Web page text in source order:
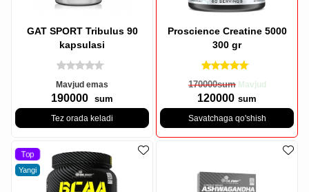
GAT SPORT Tribulus 90
kapsulasi
Mavjud emas
190000 sum
Tez orada keladi
Proscience Creatine 5000
300 gr
170000sum Mavjud
120000 sum
Savatchaga qo'shish
Top
Yangi